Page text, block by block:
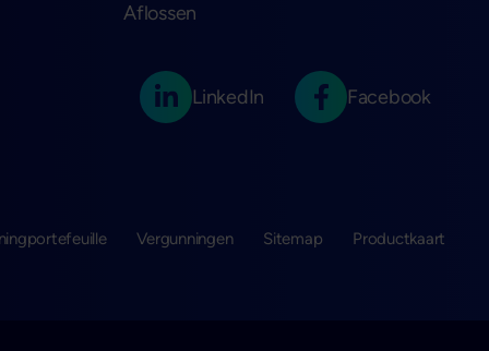
Aflossen
LinkedIn Facebook
Vergunningen Sitemap Productkaart